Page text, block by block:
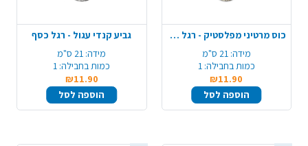
כוס מרטיני מפלסטיק - רגל כסף
מידה: 21 ס"מ
כמות בחבילה: 1
₪11.90
הוספה לסל
גביע קנדי עגול - רגל כסף
מידה: 21 ס"מ
כמות בחבילה: 1
₪11.90
הוספה לסל